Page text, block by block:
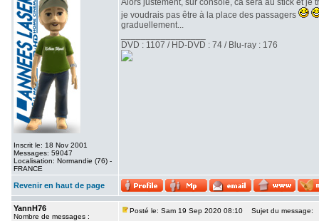
Inscrit le: 18 Nov 2001
Messages: 59047
Localisation: Normandie (76) -
FRANCE
Alors justement, sur console, ca sera au stick et je
je voudrais pas être à la place des passagers
graduellement...
DVD : 1107 / HD-DVD : 74 / Blu-ray : 176
Revenir en haut de page
YannH76
Nombre de messages :
Posté le: Sam 19 Sep 2020 08:10 Sujet du message: